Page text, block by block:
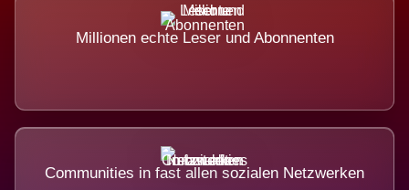
Millionen echte Leser und Abonnenten
Communities in fast allen sozialen Netzwerken